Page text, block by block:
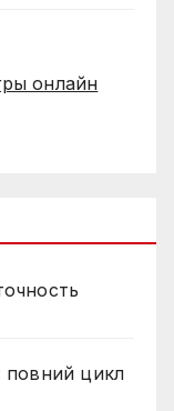
онлайн
повний цикл